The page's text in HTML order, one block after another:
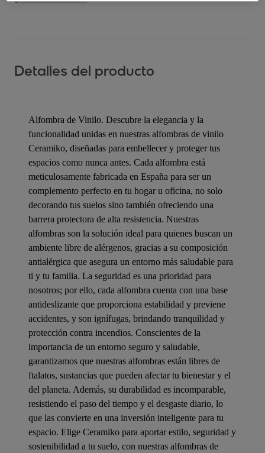
Detalles del producto
Alfombra de Vinilo. Descubre la elegancia y la
funcionalidad unidas en nuestras alfombras de vinilo
Ceramiko, diseñadas para embellecer y proteger tus
espacios como nunca antes. Cada alfombra está
meticulosamente fabricada en España para ser un
complemento perfecto en tu hogar u oficina, no solo
decorando tus suelos sino también ofreciendo una
barrera protectora de alta resistencia. Nuestras
alfombras son la solución ideal para quienes buscan un
ambiente libre de alérgenos, gracias a su composición
antialérgica que asegura un entorno más saludable para
ti y tu familia. La seguridad es una prioridad para
nosotros; por ello, cada alfombra cuenta con una base
antideslizante que proporciona estabilidad y previene
accidentes, y son ignífugas, brindando tranquilidad y
protección contra incendios. Conscientes de la
importancia de un entorno seguro y saludable,
garantizamos que nuestras alfombras están libres de
ftalatos, sustancias que pueden afectar tu bienestar y el
del planeta. Además, su durabilidad es incomparable,
resistiendo el paso del tiempo y el desgaste diario, lo
que las convierte en una inversión inteligente para tu
espacio. Elige Ceramiko para aportar estilo, seguridad y
sostenibilidad a tu suelo, con nuestras alfombras de